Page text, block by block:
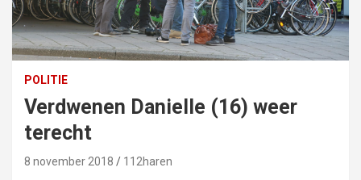
POLITIE
Verdwenen Danielle (16) weer
terecht
8 november 2018 112haren